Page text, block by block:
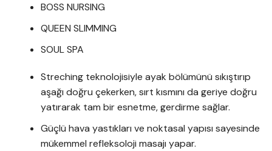
BOSS NURSING
QUEEN SLIMMING
SOUL SPA
Streching teknolojisiyle ayak bölümünü sıkıştırıp
aşağı doğru çekerken, sırt kısmını da geriye doğru
yatırarak tam bir esnetme, gerdirme sağlar.
Güçlü hava yastıkları ve noktasal yapısı sayesinde
mükemmel refleksoloji masajı yapar.